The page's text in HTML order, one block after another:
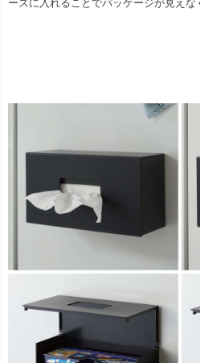
ースに入れることでパッケージが見えな